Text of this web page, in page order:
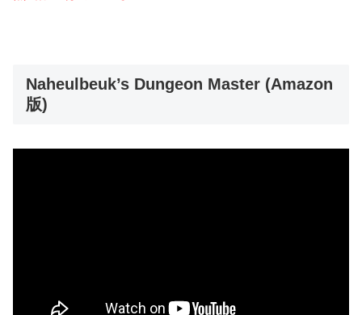
Naheulbeuk’s Dungeon Master (Amazon
版)